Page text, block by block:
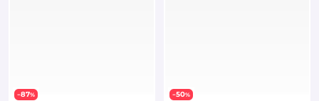
−87% −50%